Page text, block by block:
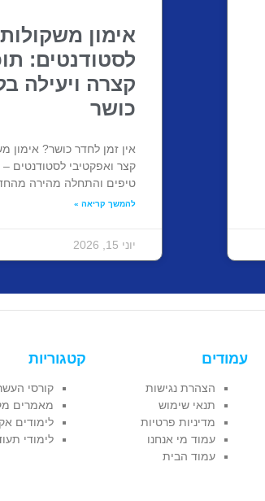
אימון
לסטודנטים:
קצרה ויעילה
כושר
אין זמן לחדר כושר? אימון
קצר ואפקטיבי לסטודנטים –
טיפים והתחלה מהירה
להמשך קריאה »
יוני 15, 2026
עמודים
הצהרת נגישות
תנאי שימוש
מדיניות פרטיות
עמוד מי אנחנו
עמוד הבית
קטגוריות
קורסי
מאמרים
לימודים
לימודי